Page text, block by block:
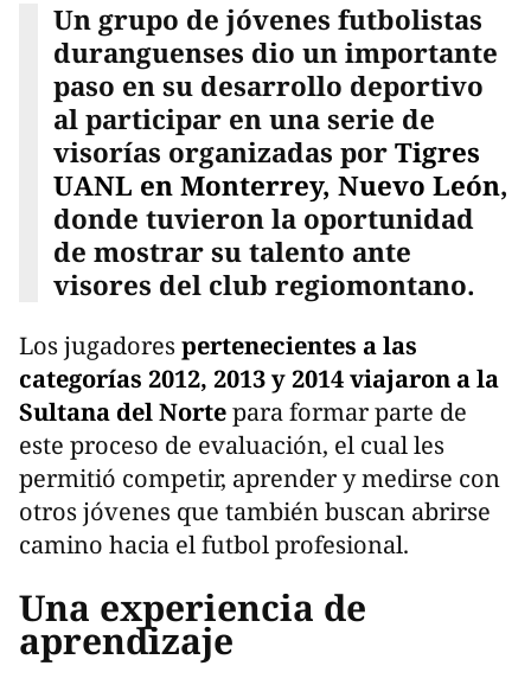
Un grupo de jóvenes futbolistas
duranguenses dio un importante
paso en su desarrollo deportivo
al participar en una serie de
visorías organizadas porTigres
UANL en Monterrey, Nuevo León,
donde tuvieron la oportunidad
de mostrar su talento ante
visores del club regiomontano.
Los jugadores pertenecientes a las
categorías 2012, 2013 y 2014 viajaron a la
Sultana del Nortepara formar parte de
este proceso de evaluación, el cual les
permitió competir, aprender y medirse con
otros jóvenes que también buscan abrirse
camino hacia el futbol profesional.
Una experiencia de
aprendizaje